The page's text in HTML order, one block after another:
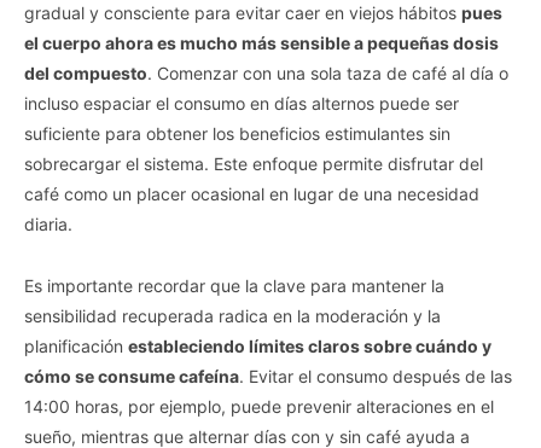
gradual y consciente para evitar caer en viejos hábitos pues
el cuerpo ahora es mucho más sensible a pequeñas dosis
del compuesto. Comenzar con una sola taza de café al día o
incluso espaciar el consumo en días alternos puede ser
suficiente para obtener los beneficios estimulantes sin
sobrecargar el sistema. Este enfoque permite disfrutar del
café como un placer ocasional en lugar de una necesidad
diaria.
Es importante recordar que la clave para mantener la
sensibilidad recuperada radica en la moderación y la
planificación estableciendo límites claros sobre cuándo y
cómo se consume cafeína. Evitar el consumo después de las
14:00 horas, por ejemplo, puede prevenir alteraciones en el
sueño, mientras que alternar días con y sin café ayuda a